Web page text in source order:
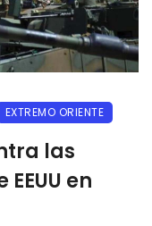
EXTREMO ORIENTE
las
en